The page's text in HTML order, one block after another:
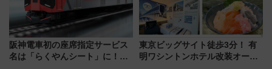
阪神電車初の座席指定サービス
名は「らくやんシート」に！新
東京ビッグサイト徒歩3分！ 有
明ワシントンホテル改装オープ